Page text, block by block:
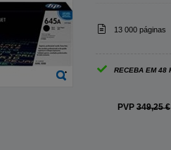
13 000 páginas
RECEBA EM 48
PVP 349,25 €